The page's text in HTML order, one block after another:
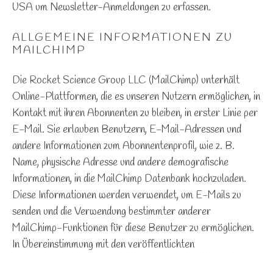
USA um Newsletter-Anmeldungen zu erfassen.
ALLGEMEINE INFORMATIONEN ZU
MAILCHIMP
Die Rocket Science Group LLC (MailChimp) unterhält
Online-Plattformen, die es unseren Nutzern ermöglichen, in
Kontakt mit ihren Abonnenten zu bleiben, in erster Linie per
E-Mail. Sie erlauben Benutzern, E-Mail-Adressen und
andere Informationen zum Abonnentenprofil, wie z. B.
Name, physische Adresse und andere demografische
Informationen, in die MailChimp Datenbank hochzuladen.
Diese Informationen werden verwendet, um E-Mails zu
senden und die Verwendung bestimmter anderer
MailChimp-Funktionen für diese Benutzer zu ermöglichen.
In Übereinstimmung mit den veröffentlichten